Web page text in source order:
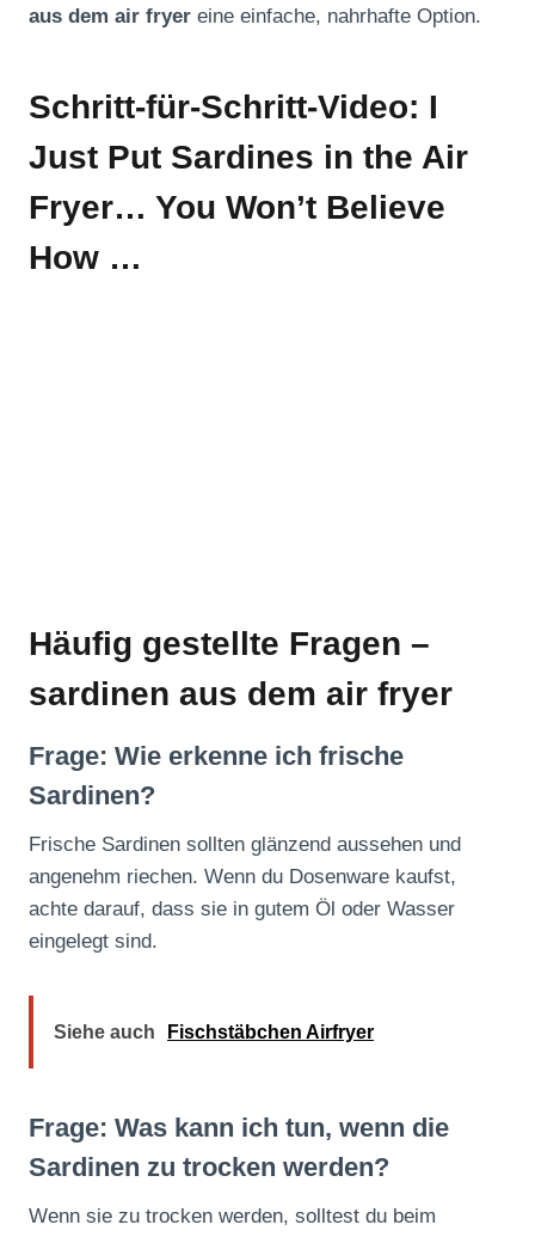
aus dem air fryer eine einfache, nahrhafte Option.
Schritt-für-Schritt-Video: I
Just Put Sardines in the Air
Fryer… You Won’t Believe
How …
Häufig gestellte Fragen –
sardinen aus dem air fryer
Frage: Wie erkenne ich frische
Sardinen?
Frische Sardinen sollten glänzend aussehen und
angenehm riechen. Wenn du Dosenware kaufst,
achte darauf, dass sie in gutem Öl oder Wasser
eingelegt sind.
Siehe auch Fischstäbchen Airfryer
Frage: Was kann ich tun, wenn die
Sardinen zu trocken werden?
Wenn sie zu trocken werden, solltest du beim